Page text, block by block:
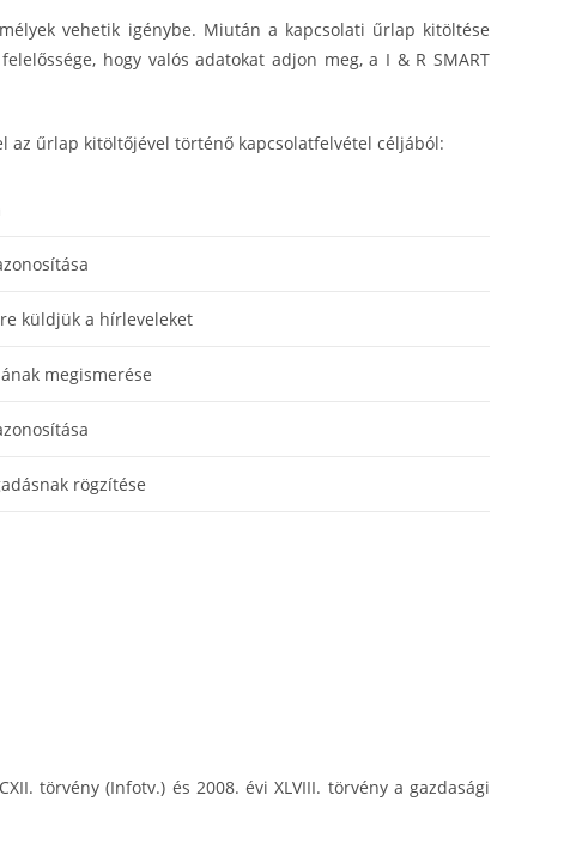
vehetik igénybe. Miután a kapcsolati űrlap kitöltése
hogy valós adatokat adjon meg, a I & R SMART
az űrlap kitöltőjével történő kapcsolatfelvétel céljából:
küldjük a hírleveleket
megismerése
rögzítése
törvény (Infotv.) és 2008. évi XLVIII. törvény a gazdasági